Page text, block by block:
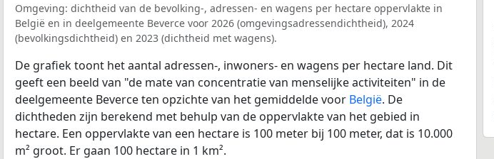
Omgeving: dichtheid van de bevolking-, adressen- en wagens per hectare oppervlakte in
België en in deelgemeente Beverce voor 2026 (omgevingsadressendichtheid), 2024
(bevolkingsdichtheid) en 2023 (dichtheid met wagens).
De grafiek toont het aantal adressen-, inwoners- en wagens per hectare land. Dit
geeft een beeld van "de mate van concentratie van menselijke activiteiten" in de
deelgemeente Beverce ten opzichte van het gemiddelde voor België. De
dichtheden zijn berekend met behulp van de oppervlakte van het gebied in
hectare. Een oppervlakte van een hectare is 100 meter bij 100 meter, dat is 10.000
m² groot. Er gaan 100 hectare in 1 km².